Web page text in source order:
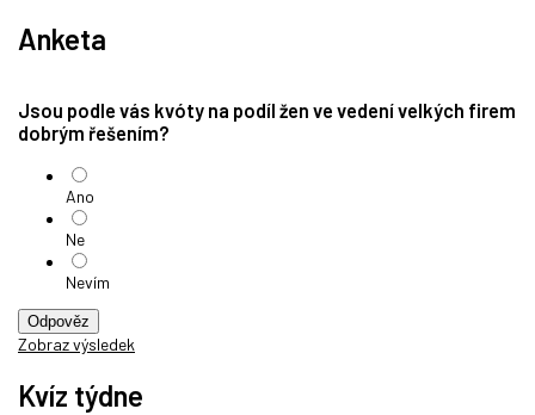
Anketa
Jsou podle vás kvóty na podíl žen ve vedení velkých firem
dobrým řešením?
Ano
Ne
Nevím
Odpověz
Zobraz výsledek
Kvíz týdne